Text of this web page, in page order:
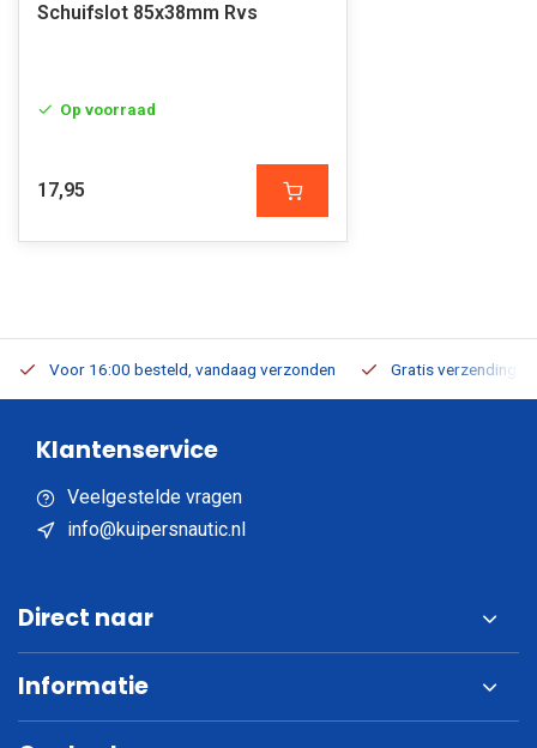
Schuifslot 85x38mm Rvs
Op voorraad
17,95
Voor 16:00 besteld, vandaag verzonden Gratis verzending
Klantenservice
Veelgestelde vragen
info@kuipersnautic.nl
Direct naar
Informatie